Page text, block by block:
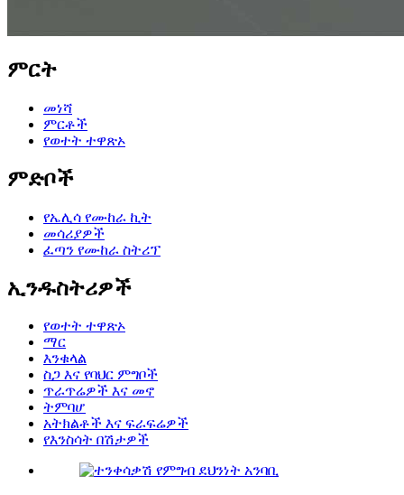
ምርት
መነሻ
ምርቶች
የወተት ተዋጽኦ
ምድቦች
የኤሊሳ የሙከራ ኪት
መሳሪያዎች
ፈጣን የሙከራ ስትሪፕ
ኢንዱስትሪዎች
የወተት ተዋጽኦ
ማር
እንቁላል
ስጋ እና የባህር ምግቦች
ጥራጥሬዎች እና መኖ
ትምባሆ
አትክልቶች እና ፍራፍሬዎች
የእንስሳት በሽታዎች